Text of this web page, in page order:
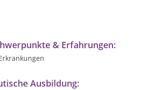
& Erfahrungen:
Ausbildung: